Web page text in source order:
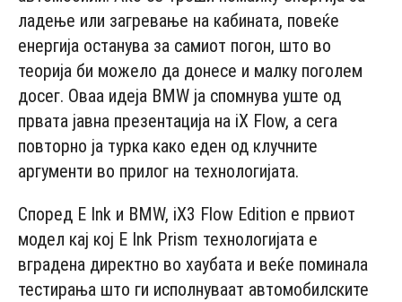
ладење или загревање на кабината, повеќе
енергија останува за самиот погон, што во
теорија би можело да донесе и малку поголем
досег. Оваа идеја BMW ја спомнува уште од
првата јавна презентација на iX Flow, а сега
повторно ја турка како еден од клучните
аргументи во прилог на технологијата.
Според E Ink и BMW, iX3 Flow Edition е првиот
модел кај кој E Ink Prism технологијата е
вградена директно во хаубата и веќе поминала
тестирања што ги исполнуваат автомобилските